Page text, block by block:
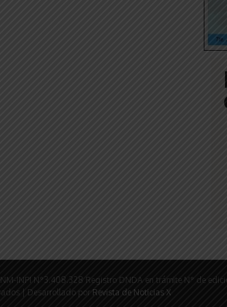
INPI N°3.408.328 Registro DNDA en trámite N° de
| Desarrollado por Revista de Noticias X